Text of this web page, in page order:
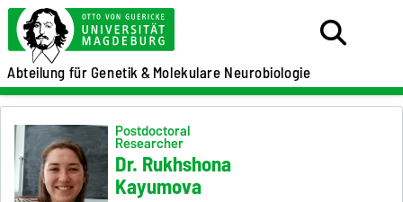
Abteilung für Genetik &Molekulare Neurobiologie
Postdoctoral
Researcher
Dr. Rukhshona
Kayumova